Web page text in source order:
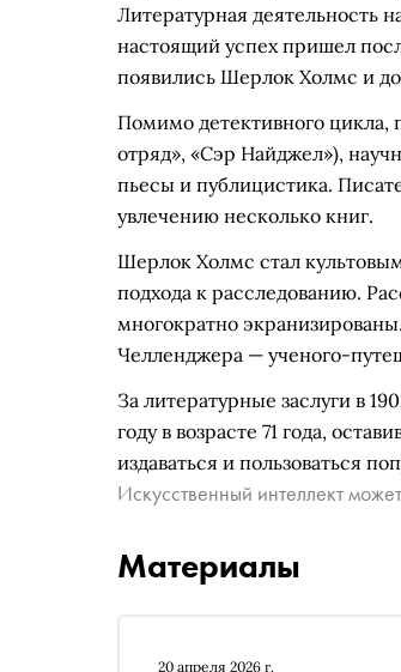
Литературная деятельность
настоящий успех пришел
появились Шерлок Холмс и
Помимо детективного
отряд», «Сэр Найджел»),
пьесы и публицистика.
увлечению несколько книг.
Шерлок Холмс стал
подхода к расследованию.
многократно
Челленджера — ученого-
За литературные заслуги в
году в возрасте 71 года,
издаваться и пользоваться
Искусственный интеллект
Материалы
20 апреля 2026 г.